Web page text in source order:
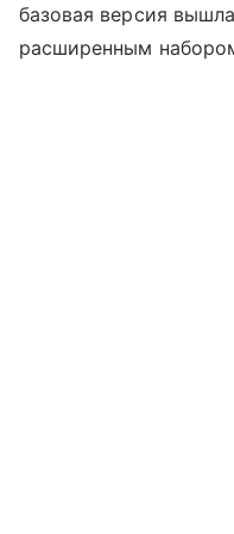
базовая версия
расширенным